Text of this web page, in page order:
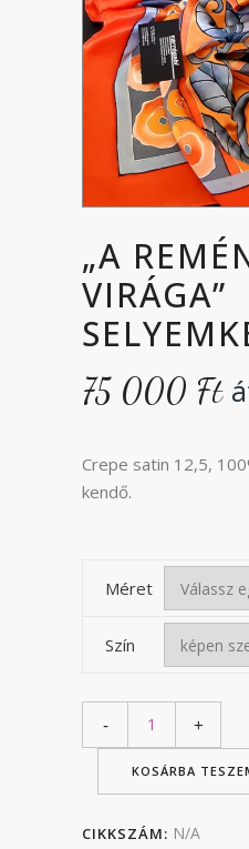
„A
VIRÁGA”
75 000 Ft
Crepe satin 12,5,
kendő.
Méret
Szín
KOSÁRBA
CIKKSZÁM: N/A